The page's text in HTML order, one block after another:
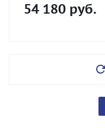
54 180 руб.